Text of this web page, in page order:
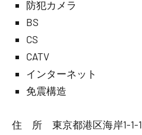
防犯カメラ
BS
CS
CATV
インターネット
免震構造
住 所 東京都港区海岸1-1-1